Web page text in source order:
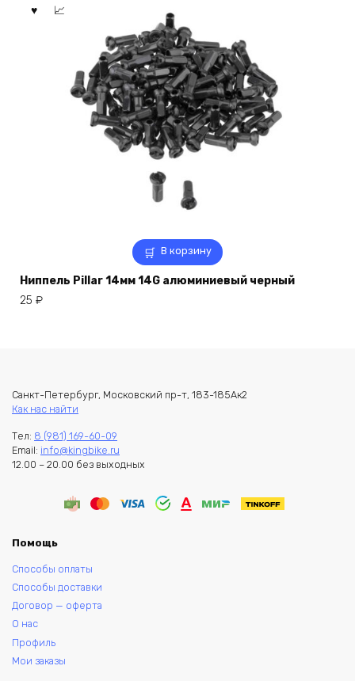
В корзину
Ниппель Pillar 14мм 14G алюминиевый черный
25 ₽
Санкт-Петербург, Московский пр-т, 183-185Ак2
Как нас найти
Тел: 8 (981) 169-60-09
Email: info@kingbike.ru
12.00 – 20.00 без выходных
Помощь
Способы оплаты
Способы доставки
Договор — оферта
О нас
Профиль
Мои заказы